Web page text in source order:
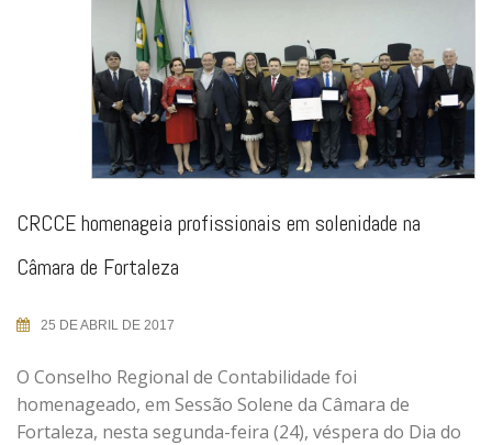
CRCCE homenageia profissionais em solenidade na
Câmara de Fortaleza
25 DE ABRIL DE 2017
O Conselho Regional de Contabilidade foi
homenageado, em Sessão Solene da Câmara de
Fortaleza, nesta segunda-feira (24), véspera do Dia do